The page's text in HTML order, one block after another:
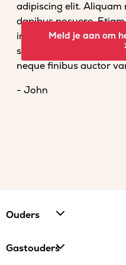
adipiscing elit.
dapibus posuere.
imperdiet convallis.
scelerisque tempor.
neque finibus auctor
- John
Meld je aan om
Ouders
Gastouders